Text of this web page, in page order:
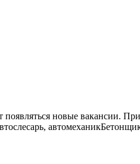
новые вакансии.
автомеханик